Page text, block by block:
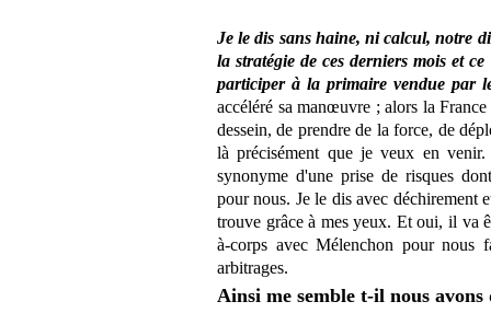
Je le dis sans haine, ni calcul, notre
la stratégie de ces derniers mois et
participer à la primaire vendue par
accéléré sa manœuvre ; alors la
dessein, de prendre de la force, de
là précisément que je veux en
synonyme d'une prise de risques
pour nous. Je le dis avec déchirement
trouve grâce à mes yeux. Et oui, il va
à-corps avec Mélenchon pour nous
arbitrages.
Ainsi me semble t-il nous